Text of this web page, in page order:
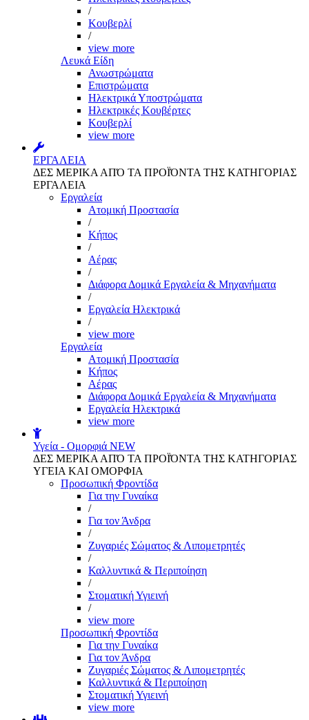
/
Κουβερλί
/
view more
Λευκά Είδη
Ανωστρώματα
Επιστρώματα
Ηλεκτρικά Υποστρώματα
Ηλεκτρικές Κουβέρτες
Κουβερλί
view more
ΕΡΓΑΛΕΙΑ
ΔΕΣ ΜΕΡΙΚΑ ΑΠΌ ΤΑ ΠΡΟΪΌΝΤΑ ΤΗΣ ΚΑΤΗΓΟΡΙΑΣ
ΕΡΓΑΛΕΙΑ
Εργαλεία
Aτομική Προστασία
/
Kήπος
/
Αέρας
/
Διάφορα Δομικά Εργαλεία & Μηχανήματα
/
Εργαλεία Ηλεκτρικά
/
view more
Εργαλεία
Aτομική Προστασία
Kήπος
Αέρας
Διάφορα Δομικά Εργαλεία & Μηχανήματα
Εργαλεία Ηλεκτρικά
view more
Υγεία - Ομορφιά NEW
ΔΕΣ ΜΕΡΙΚΑ ΑΠΌ ΤΑ ΠΡΟΪΌΝΤΑ ΤΗΣ ΚΑΤΗΓΟΡΙΑΣ
ΥΓΕΙΑ ΚΑΙ ΟΜΟΡΦΙΑ
Προσωπική Φροντίδα
Για την Γυναίκα
/
Για τον Άνδρα
/
Ζυγαριές Σώματος & Λιπομετρητές
/
Καλλυντικά & Περιποίηση
/
Στοματική Υγιεινή
/
view more
Προσωπική Φροντίδα
Για την Γυναίκα
Για τον Άνδρα
Ζυγαριές Σώματος & Λιπομετρητές
Καλλυντικά & Περιποίηση
Στοματική Υγιεινή
view more